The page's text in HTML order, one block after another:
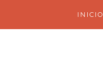
INICIO